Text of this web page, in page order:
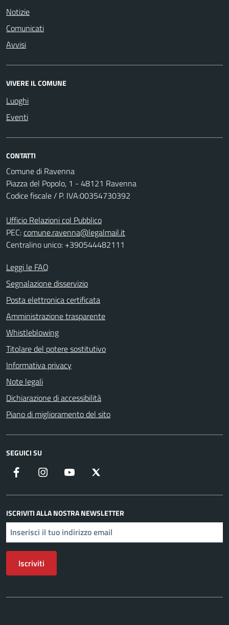
Notizie
Comunicati
Avvisi
VIVERE IL COMUNE
Luoghi
Eventi
CONTATTI
Comune di Ravenna
Piazza del Popolo, 1 - 48121 Ravenna
Codice fiscale / P. IVA:00354730392
Ufficio Relazioni col Pubblico
PEC:comune.ravenna@legalmail.it
Centralino unico: +390544482111
Leggi le FAQ
Segnalazione disservizio
Posta elettronica certificata
Amministrazione trasparente
Whistleblowing
Titolare del potere sostitutivo
Informativa privacy
Note legali
Dichiarazione di accessibilità
Piano di miglioramento del sito
SEGUICI SU
Facebook Instagram YouTube
ISCRIVITI ALLA NOSTRA NEWSLETTER